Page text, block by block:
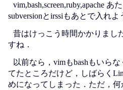
vim,bash,screen,ruby,apache あ
subversionとirssiもあとで入れよ
昔はけっこう時間かかりまし
すね．
以前なら，vimもbashもいら
てたところだけど，しばらく
めになってしまった．ただ，